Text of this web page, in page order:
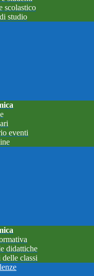
scolastico
studio
eventi
didattiche
classi